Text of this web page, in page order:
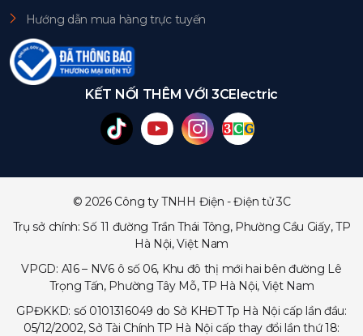
Hướng dẫn mua hàng trực tuyến
KẾT NỐI THÊM VỚI 3CElectric
© 2026 Công ty TNHH Điện - Điện tử 3C
Trụ sở chính: Số 11 đường Trần Thái Tông, Phường Cầu Giấy, TP
Hà Nội, Việt Nam
VPGD: A16 – NV6 ô số 06, Khu đô thị mới hai bên đường Lê
Trọng Tấn, Phường Tây Mỗ, TP Hà Nội, Việt Nam
GPĐKKD: số 0101316049 do Sở KHĐT Tp Hà Nội cấp lần đầu:
05/12/2002, Sở Tài Chính TP Hà Nội cấp thay đổi lần thứ 18: